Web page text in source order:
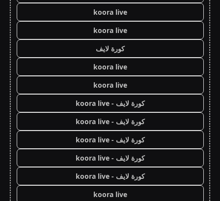
koora live
koora live
كورة لايف
koora live
koora live
كورة لايف - koora live
كورة لايف - koora live
كورة لايف - koora live
كورة لايف - koora live
كورة لايف - koora live
koora live